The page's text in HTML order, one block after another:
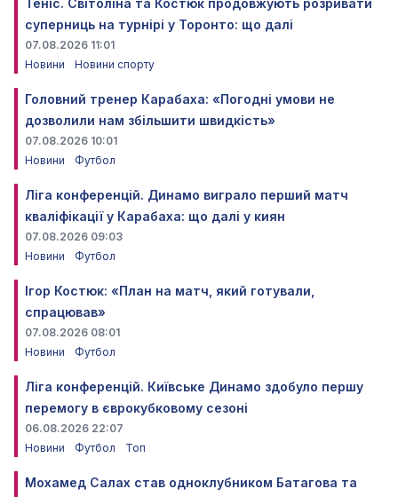
суперниць на турнірі у Торонто: що далі
07.08.2026 11:01
Новини
Новини спорту
Головний тренер Карабаха: «Погодні умови не
дозволили нам збільшити швидкість»
07.08.2026 10:01
Новини
Футбол
Ліга конференцій. Динамо виграло перший матч
кваліфікації у Карабаха: що далі у киян
07.08.2026 09:03
Новини
Футбол
Ігор Костюк: «План на матч, який готували,
спрацював»
07.08.2026 08:01
Новини
Футбол
Ліга конференцій. Київське Динамо здобуло першу
перемогу в єврокубковому сезоні
06.08.2026 22:07
Новини
Футбол Топ
Мохамед Салах став одноклубником Батагова та